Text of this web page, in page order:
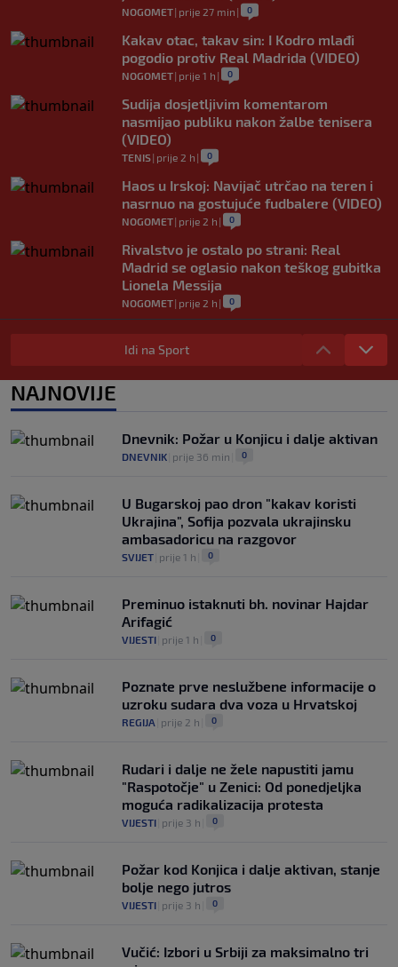
NOGOMET| prije 27 min | 0
Kakav otac, takav sin: I Kodro mlađi
pogodio protiv Real Madrida (VIDEO)
NOGOMET| prije 1 h | 0
Sudija dosjetljivim komentarom
nasmijao publiku nakon žalbe tenisera
(VIDEO)
TENIS| prije 2 h | 0
Haos u Irskoj: Navijač utrčao na teren i
nasrnuo na gostujuće fudbalere (VIDEO)
NOGOMET| prije 2 h | 0
Rivalstvo je ostalo po strani: Real
Madrid se oglasio nakon teškog gubitka
Lionela Messija
NOGOMET| prije 2 h | 0
WNBA igračice odgovorile Kanteru
nakon provokacije: "Nećemo biti politički
0
FIFA-e je vaš novac", danas se suočava s
najvećom krizom
| prije 3 h
Idi na Sport
NAJNOVIJE
Dnevnik: Požar u Konjicu i dalje aktivan
DNEVNIK prije 36 min 0
U Bugarskoj pao dron "kakav koristi
Ukrajina", Sofija pozvala ukrajinsku
ambasadoricu na razgovor
SVIJET prije 1 h 0
Preminuo istaknuti bh. novinar Hajdar
Arifagić
VIJESTI prije 1 h 0
Poznate prve neslužbene informacije o
uzroku sudara dva voza u Hrvatskoj
REGIJA prije 2 h 0
Rudari i dalje ne žele napustiti jamu
"Raspotočje" u Zenici: Od ponedjeljka
moguća radikalizacija protesta
VIJESTI prije 3 h 0
Požar kod Konjica i dalje aktivan, stanje
bolje nego jutros
VIJESTI prije 3 h 0
Vučić: Izbori u Srbiji za maksimalno tri